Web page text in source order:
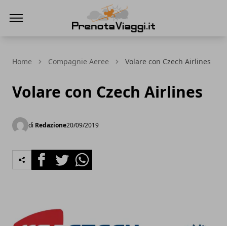
Home Compagnie Aeree Volare con Czech Airlines
Volare con Czech Airlines
di Redazione20/09/2019
FacebookTwitterWhatsapp